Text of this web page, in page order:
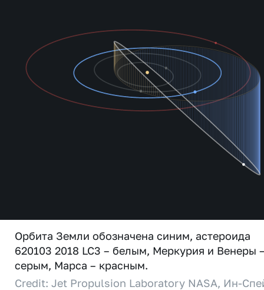
Орбита Земли обозначена синим, астероида
620103 2018 LC3 – белым, Меркурия и Венеры
серым, Марса – красным.
Credit: Jet Propulsion Laboratory NASA, Ин-